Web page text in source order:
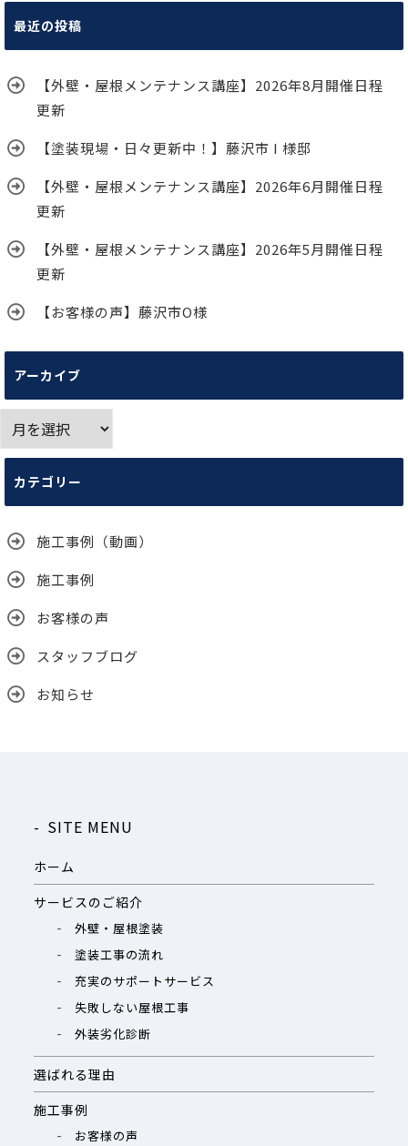
最近の投稿
【外壁・屋根メンテナンス講座】2026年8月開催日程
更新
【塗装現場・日々更新中！】藤沢市 I 様邸
【外壁・屋根メンテナンス講座】2026年6月開催日程
更新
【外壁・屋根メンテナンス講座】2026年5月開催日程
更新
【お客様の声】藤沢市O様
アーカイブ
ー
カ
ブ
カテゴリー
施工事例（動画）
施工事例
お客様の声
スタッフブログ
お知らせ
SITE MENU
ホーム
サービスのご紹介
外壁・屋根塗装
塗装工事の流れ
充実のサポートサービス
失敗しない屋根工事
外装劣化診断
選ばれる理由
施工事例
お客様の声